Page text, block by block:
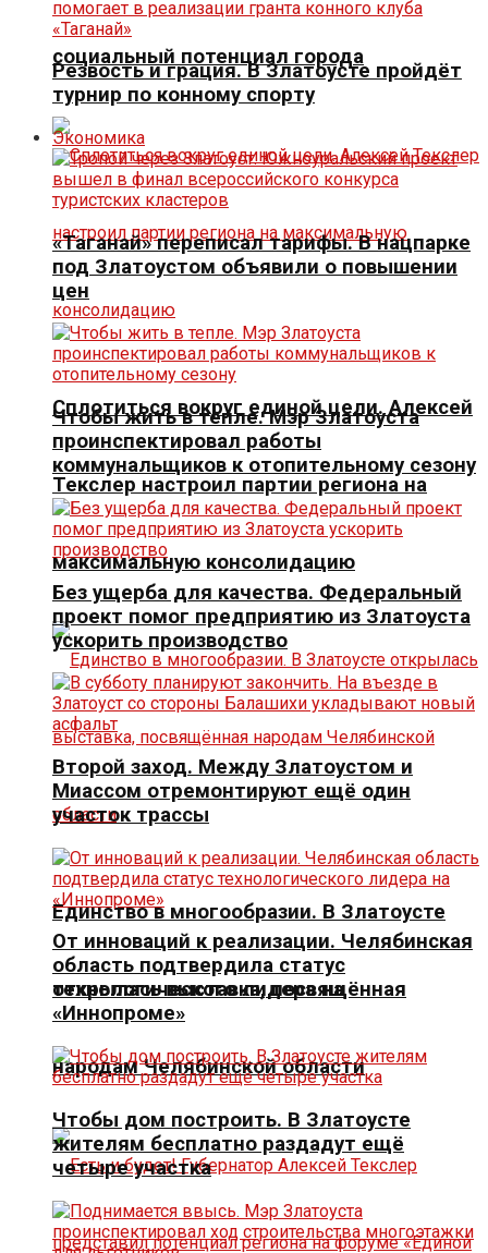
социальный потенциал города
Сплотиться вокруг единой цели. Алексей
Текслер настроил партии региона на
максимальную консолидацию
Единство в многообразии. В Златоусте
открылась выставка, посвящённая
народам Челябинской области
Резвость и грация. В Златоусте пройдёт
турнир по конному спорту
Экономика
«Таганай» переписал тарифы. В нацпарке
под Златоустом объявили о повышении
цен
Чтобы жить в тепле. Мэр Златоуста
проинспектировал работы
коммунальщиков к отопительному сезону
Без ущерба для качества. Федеральный
проект помог предприятию из Златоуста
ускорить производство
Второй заход. Между Златоустом и
Миассом отремонтируют ещё один
участок трассы
От инноваций к реализации. Челябинская
область подтвердила статус
технологического лидера на
«Иннопроме»
Чтобы дом построить. В Златоусте
жителям бесплатно раздадут ещё
четыре участка